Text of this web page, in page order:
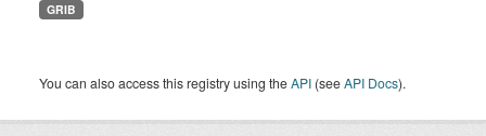
GRIB
You can also access this registry using theAPI (seeAPI Docs).